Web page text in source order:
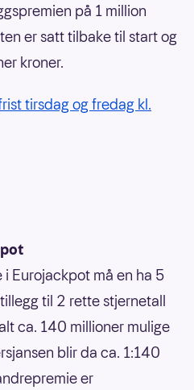
på 1 million
er satt tilbake til start og
kroner.
tirsdag og fredag kl.
Eurojackpot må en ha 5
til 2 rette stjernetall
ca. 140 millioner mulige
blir da ca. 1:140
er